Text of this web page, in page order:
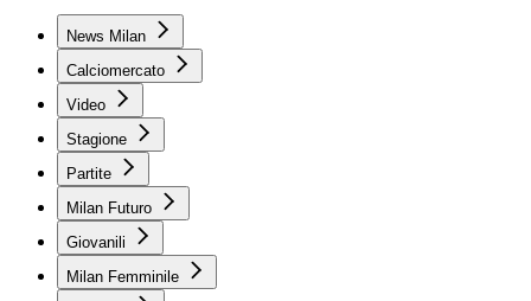
News Milan
Calciomercato
Video
Stagione
Partite
Milan Futuro
Giovanili
Milan Femminile